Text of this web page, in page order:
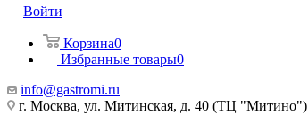
Войти
Корзина0
Избранные товары0
info@gastromi.ru
г. Москва, ул. Митинская, д. 40 (ТЦ "Митино")